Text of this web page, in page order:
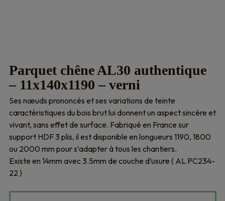
Parquet chêne AL30 authentique
– 11x140x1190 – verni
Ses nœuds prononcés et ses variations de teinte
caractéristiques du bois brut lui donnent un aspect sincère et
vivant, sans effet de surface. Fabriqué en France sur
support HDF 3 plis, il est disponible en longueurs 1190, 1800
ou 2000 mm pour s’adapter à tous les chantiers.
Existe en 14mm avec 3.5mm de couche d’usure ( AL PC234-
22 )